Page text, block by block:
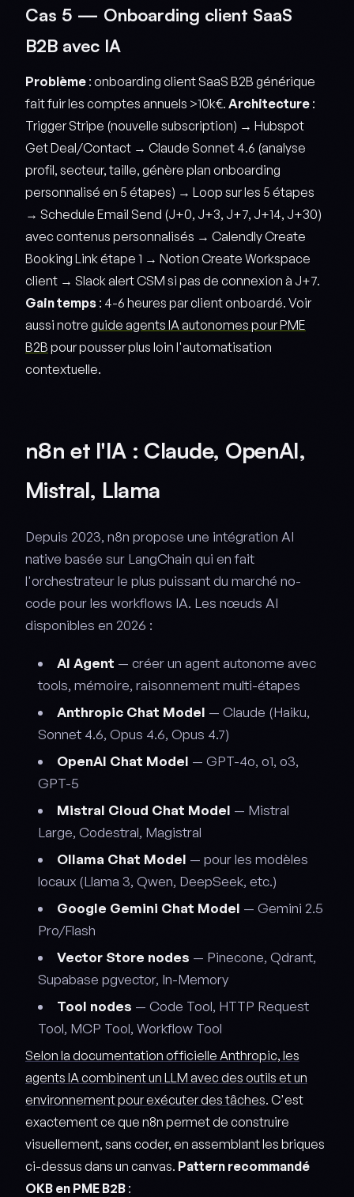
Cas 5 — Onboarding client SaaS
B2B avec IA
Problème : onboarding client SaaS B2B générique
fait fuir les comptes annuels >10k€. Architecture :
Trigger Stripe (nouvelle subscription) → Hubspot
Get Deal/Contact → Claude Sonnet 4.6 (analyse
profil, secteur, taille, génère plan onboarding
personnalisé en 5 étapes) → Loop sur les 5 étapes
→ Schedule Email Send (J+0, J+3, J+7, J+14, J+30)
avec contenus personnalisés → Calendly Create
Booking Link étape 1 → Notion Create Workspace
client → Slack alert CSM si pas de connexion à J+7.
Gain temps : 4-6 heures par client onboardé. Voir
aussi notre guide agents IA autonomes pour PME
B2B pour pousser plus loin l'automatisation
contextuelle.
n8n et l'IA : Claude, OpenAI,
Mistral, Llama
Depuis 2023, n8n propose une intégration AI
native basée sur LangChain qui en fait
l'orchestrateur le plus puissant du marché no-
code pour les workflows IA. Les nœuds AI
disponibles en 2026 :
AI Agent — créer un agent autonome avec
tools, mémoire, raisonnement multi-étapes
Anthropic Chat Model — Claude (Haiku,
Sonnet 4.6, Opus 4.6, Opus 4.7)
OpenAI Chat Model — GPT-4o, o1, o3,
GPT-5
Mistral Cloud Chat Model — Mistral
Large, Codestral, Magistral
Ollama Chat Model — pour les modèles
locaux (Llama 3, Qwen, DeepSeek, etc.)
Google Gemini Chat Model — Gemini 2.5
Pro/Flash
Vector Store nodes — Pinecone, Qdrant,
Supabase pgvector, In-Memory
Tool nodes — Code Tool, HTTP Request
Tool, MCP Tool, Workflow Tool
Selon la documentation officielle Anthropic, les
agents IA combinent un LLM avec des outils et un
environnement pour exécuter des tâches. C'est
exactement ce que n8n permet de construire
visuellement, sans coder, en assemblant les briques
ci-dessus dans un canvas. Pattern recommandé
OKB en PME B2B :